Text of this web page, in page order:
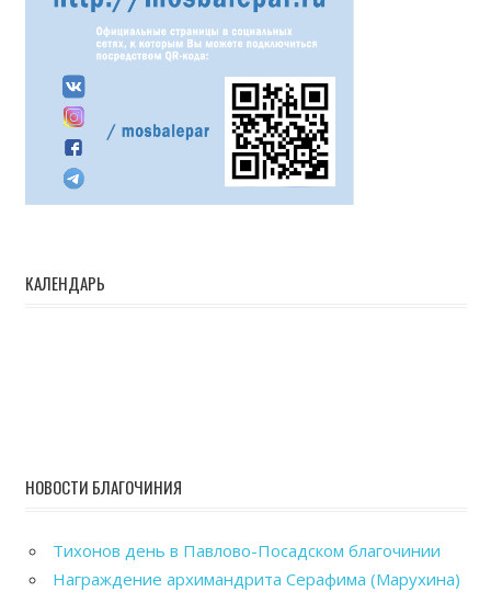
КАЛЕНДАРЬ
НОВОСТИ БЛАГОЧИНИЯ
Тихонов день в Павлово-Посадском благочинии
Награждение архимандрита Серафима (Марухина)